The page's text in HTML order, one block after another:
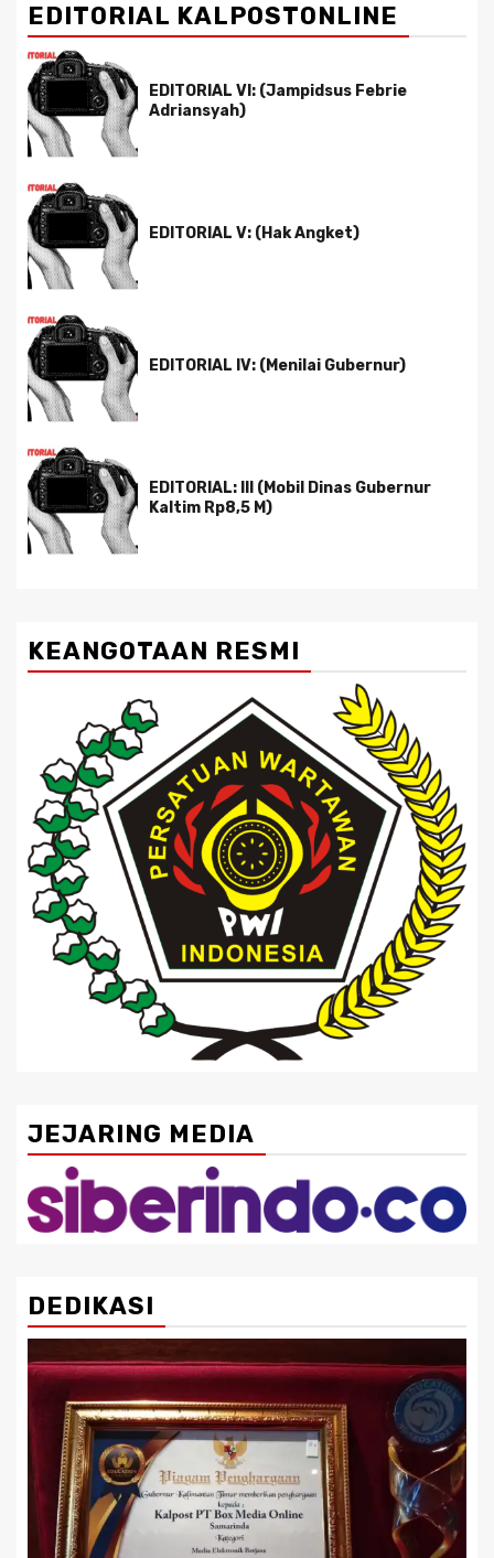
EDITORIAL KALPOSTONLINE
EDITORIAL VI: (Jampidsus Febrie
Adriansyah)
EDITORIAL V: (Hak Angket)
EDITORIAL IV: (Menilai Gubernur)
EDITORIAL: III (Mobil Dinas Gubernur
Kaltim Rp8,5 M)
KEANGOTAAN RESMI
JEJARING MEDIA
DEDIKASI